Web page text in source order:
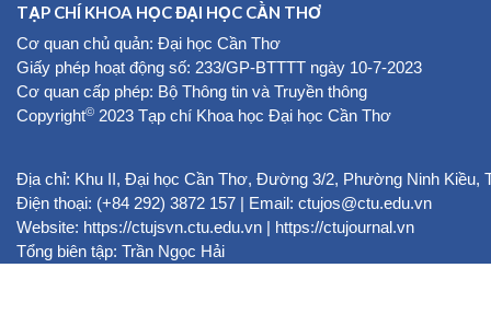
TẠP CHÍ KHOA HỌC ĐẠI HỌC CẦN THƠ
Cơ quan chủ quản: Đại học Cần Thơ
Giấy phép hoạt động số: 233/GP-BTTTT ngày 10-7-2023
Cơ quan cấp phép: Bộ Thông tin và Truyền thông
Copyright© 2023 Tạp chí Khoa học Đại học Cần Thơ
Địa chỉ: Khu II, Đại học Cần Thơ, Đường 3/2, Phường Ninh Kiều,
Điện thoại: (+84 292) 3872 157 | Email: ctujos@ctu.edu.vn
Website: https://ctujsvn.ctu.edu.vn | https://ctujournal.vn
Tổng biên tập: Trần Ngọc Hải